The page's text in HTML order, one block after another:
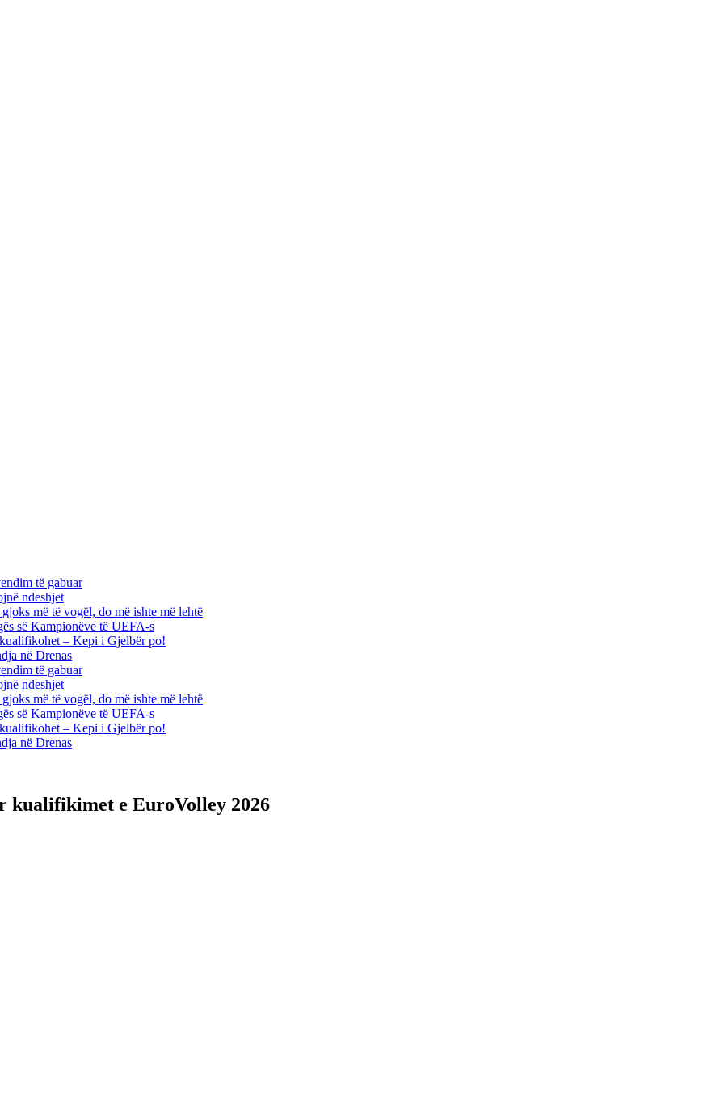
të gabuar
ndeshjet
më të vogël, do më ishte më lehtë
së Kampionëve të UEFA-s
– Kepi i Gjelbër po!
në Drenas
të gabuar
ndeshjet
më të vogël, do më ishte më lehtë
së Kampionëve të UEFA-s
– Kepi i Gjelbër po!
në Drenas
kualifikimet e EuroVolley 2026